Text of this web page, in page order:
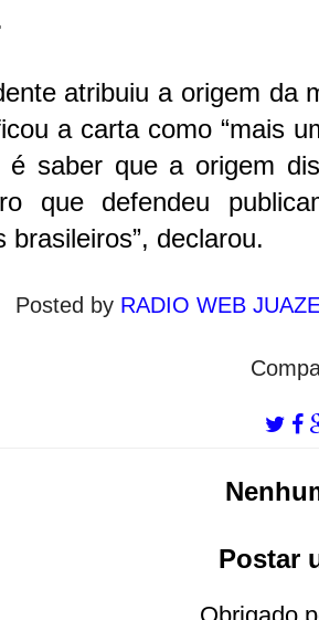
atribuiu a origem da
a carta como “mais
é saber que a origem
que defendeu
brasileiros”, declarou.
Posted by RADIO WEB
Postar